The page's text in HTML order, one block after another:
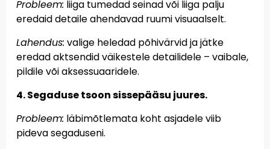
Probleem: liiga tumedad seinad või liiga palju
eredaid detaile ahendavad ruumi visuaalselt.
Lahendus: valige heledad põhivärvid ja jätke
eredad aktsendid väikestele detailidele – vaibale,
pildile või aksessuaaridele.
4. Segaduse tsoon sissepääsu juures.
Probleem: läbimõtlemata koht asjadele viib
pideva segaduseni.